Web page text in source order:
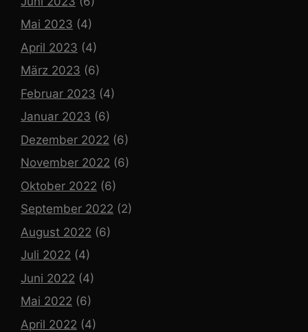
Mai 2023 (4)
April 2023 (4)
März 2023 (6)
Februar 2023 (4)
Januar 2023 (6)
Dezember 2022 (6)
November 2022 (6)
Oktober 2022 (6)
September 2022 (2)
August 2022 (6)
Juli 2022 (4)
Juni 2022 (4)
Mai 2022 (6)
April 2022 (4)